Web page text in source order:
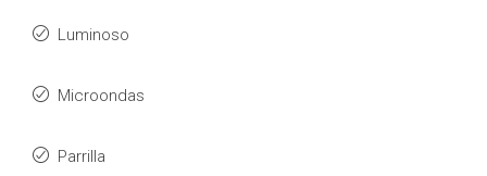
Luminoso
Microondas
Parrilla